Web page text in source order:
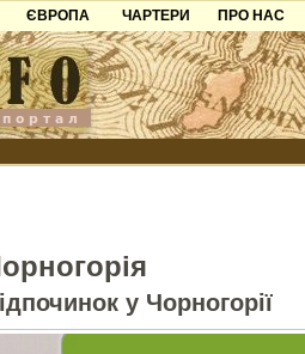
ЄВРОПА
Чорногорія
Хорватія
Болгарія
ЧАРТЕРИ
ПРО НАС
Контакти
Партнерам
Додати
у Чорногорії